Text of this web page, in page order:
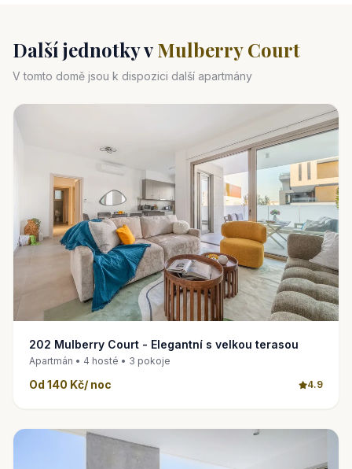
Další jednotky v Mulberry Court
V tomto domě jsou k dispozici další apartmány
202 Mulberry Court - Elegantní s velkou terasou
Apartmán • 4 hosté • 3 pokoje
Od 140 Kč/ noc 4.9